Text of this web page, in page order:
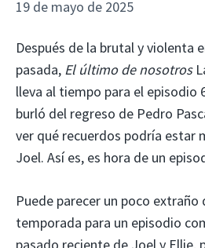
19 de mayo de 2025
Después de la brutal y violenta
pasada, El último de nosotros
lleva al tiempo para el episodio
burló del regreso de Pedro
ver qué recuerdos podría estar
Joel. Así es, es hora de un
Puede parecer un poco
temporada para un episodio